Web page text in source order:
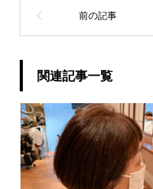
関連記事一覧